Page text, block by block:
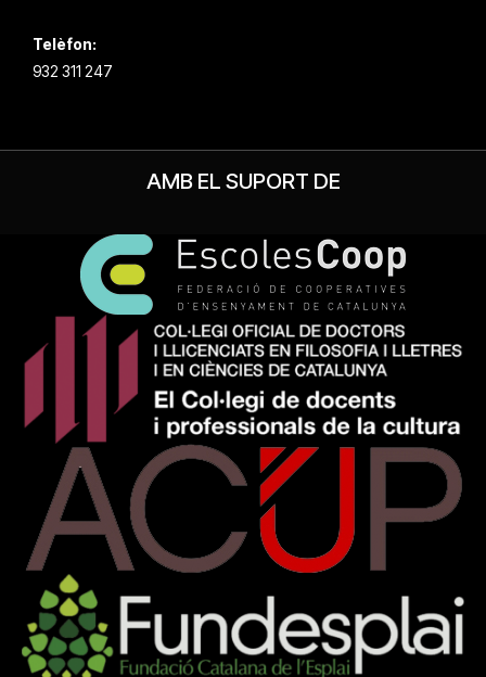
Telèfon:
932 311 247
AMB EL SUPORT DE